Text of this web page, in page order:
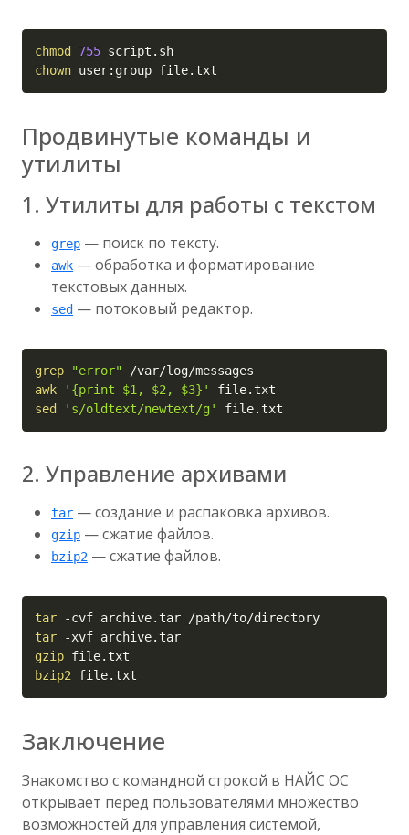
chmod 755
chown user:group file.txt
Продвинутые команды и
утилиты
1. Утилиты для работы с текстом
grep — поиск по тексту.
awk — обработка и форматирование
текстовых данных.
sed — потоковый редактор.
grep "error"
awk
'{print $1, $2, $3}'
sed
's/oldtext/newtext/g' file.txt
2. Управление архивами
tar — создание и распаковка архивов.
gzip — сжатие файлов.
bzip2 — сжатие файлов.
tar -cvf
tar
-xvf
gzip
bzip2 file.txt
Заключение
Знакомство с командной строкой в НАЙС ОС
открывает перед пользователями множество
возможностей для управления системой,